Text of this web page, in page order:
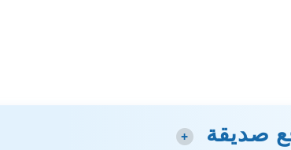
صديقة +